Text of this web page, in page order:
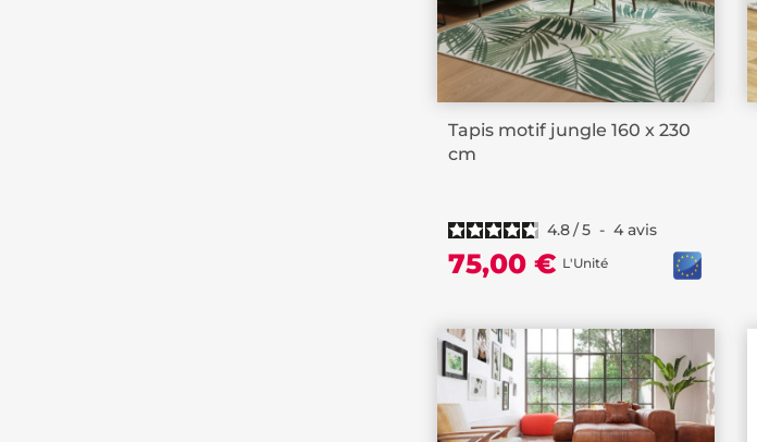
Tapis motif jungle 160 x 230
cm
4.8/5 - 4 avis
75,00 € L'Unité